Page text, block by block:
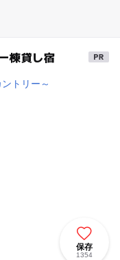
棟貸し宿
保存
1354